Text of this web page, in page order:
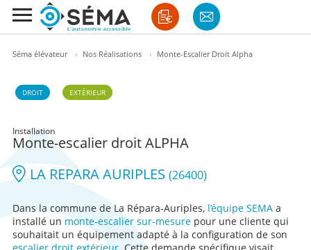
Séma élévateur › Nos Réalisations › Monte-Escalier Droit Alpha
DROIT EXTÉRIEUR
Installation
Monte-escalier droit ALPHA
LA REPARA AURIPLES (26400)
Dans la commune de La Répara-Auriples, l’équipe SEMAa
installé un monte-escalier sur-mesurepour une cliente qui
souhaitait un équipement adapté à la configuration de son